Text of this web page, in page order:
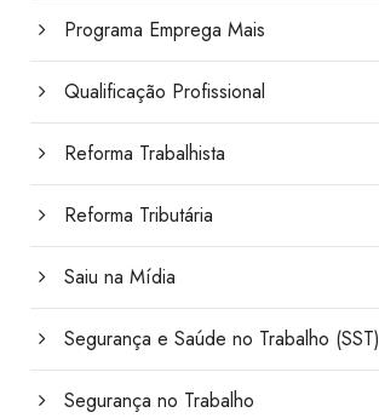
Programa Emprega Mais
Qualificação Profissional
Reforma Trabalhista
Reforma Tributária
Saiu na Mídia
Segurança e Saúde no Trabalho (SST)
Segurança no Trabalho